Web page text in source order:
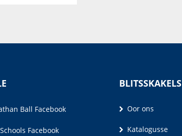
Ball Facebook
Facebook
BLITSSKAKELS
Oor ons
Katalogusse